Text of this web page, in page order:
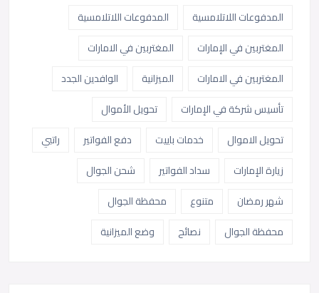
المدفوعات اللاتلامسية
المدفوعات اللاتلامسية
المغتربين في الإمارات
المغتربين في الامارات
المغتربين في الامارات
الميزانية
الوافدين الجدد
تأسيس شركة في الإمارات
تحويل الأموال
تحويل الاموال
خدمات باييت دفع الفواتير
راتبي
زيارة الإمارات
سداد الفواتير
شحن الجوال
شهر رمضان
متنوع
محفظة الجوال
محفظة الجوال
نصائح وضع الميزانية